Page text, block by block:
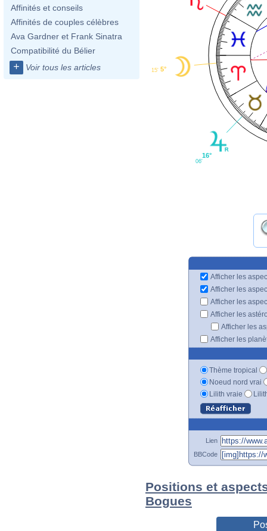
Affinités et conseils
Affinités de couples célèbres
Ava Gardner et Frank Sinatra
Compatibilité du Bélier
+ Voir tous les articles 5°
15'
16°
06'
Afficher les
Afficher les
Afficher les
Afficher les
Afficher les
Afficher les
Thème tropical
Noeud nord vrai
Lilith vraie
Lien
BBCode
Positions et
Bogues